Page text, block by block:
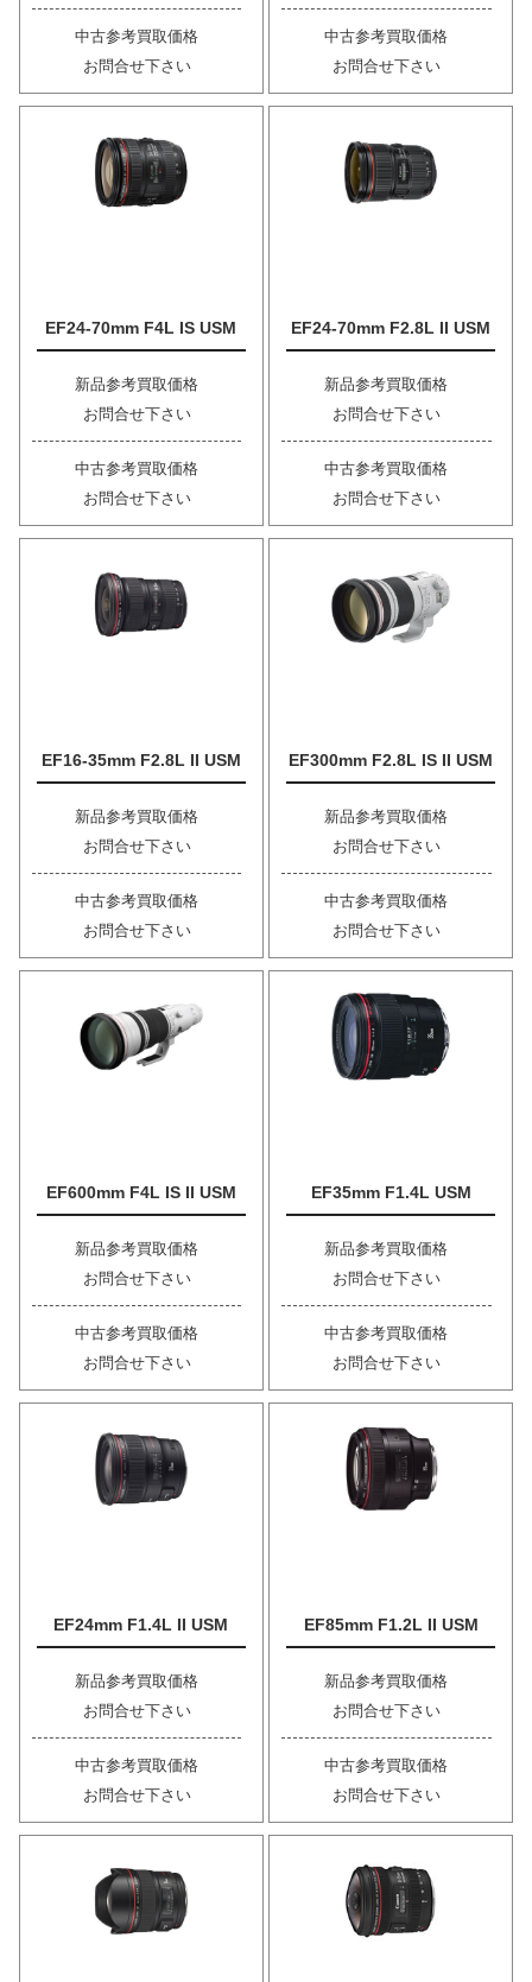
中古参考買取価格
お問合せ下さい
中古参考買取価格
お問合せ下さい
EF24-70mm F4L IS USM
新品参考買取価格
お問合せ下さい
中古参考買取価格
お問合せ下さい
EF24-70mm F2.8L II USM
新品参考買取価格
お問合せ下さい
中古参考買取価格
お問合せ下さい
EF16-35mm F2.8L II USM
新品参考買取価格
お問合せ下さい
中古参考買取価格
お問合せ下さい
EF300mm F2.8L IS II USM
新品参考買取価格
お問合せ下さい
中古参考買取価格
お問合せ下さい
EF600mm F4L IS II USM
新品参考買取価格
お問合せ下さい
中古参考買取価格
お問合せ下さい
EF35mm F1.4L USM
新品参考買取価格
お問合せ下さい
中古参考買取価格
お問合せ下さい
EF24mm F1.4L II USM
新品参考買取価格
お問合せ下さい
中古参考買取価格
お問合せ下さい
EF85mm F1.2L II USM
新品参考買取価格
お問合せ下さい
中古参考買取価格
お問合せ下さい